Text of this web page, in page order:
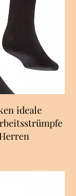
ideale